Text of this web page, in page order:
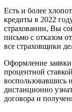
Есть и более
кредиты в 2022
страховании, Вы
письмо с отказом
все страховщики
Оформление
процентной
воспользовавшись
дистанционно
договора и